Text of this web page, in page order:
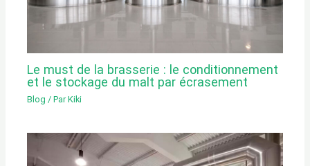
Le must de la brasserie : le conditionnement
et le stockage du malt par écrasement
Blog / ParKiki